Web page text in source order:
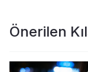
Önerilen